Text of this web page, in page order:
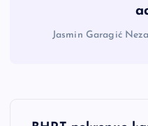
Jasmin Garagić
N